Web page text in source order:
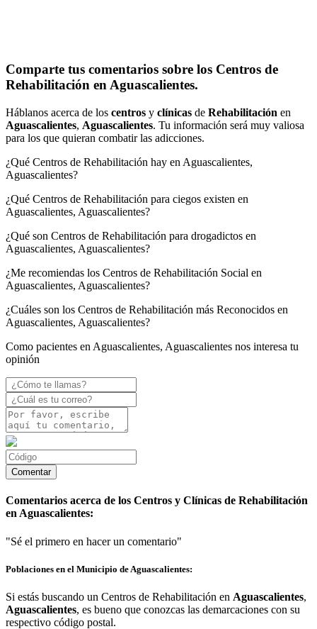
Comparte tus comentarios sobre los Centros de
Rehabilitación en Aguascalientes.
Háblanos acerca de los centros y clínicas de Rehabilitación en
Aguascalientes, Aguascalientes. Tu información será muy valiosa
para los que quieran combatir las adicciones.
¿Qué Centros de Rehabilitación hay en Aguascalientes,
Aguascalientes?
¿Qué Centros de Rehabilitación para ciegos existen en
Aguascalientes, Aguascalientes?
¿Qué son Centros de Rehabilitación para drogadictos en
Aguascalientes, Aguascalientes?
¿Me recomiendas los Centros de Rehabilitación Social en
Aguascalientes, Aguascalientes?
¿Cuáles son los Centros de Rehabilitación más Reconocidos en
Aguascalientes, Aguascalientes?
Como pacientes en Aguascalientes, Aguascalientes nos interesa tu
opinión
Comentarios acerca de los Centros y Clínicas de Rehabilitación
en Aguascalientes:
"Sé el primero en hacer un comentario"
Poblaciones en el Municipio de Aguascalientes:
Si estás buscando un Centros de Rehabilitación en Aguascalientes,
Aguascalientes, es bueno que conozcas las demarcaciones con su
respectivo código postal.